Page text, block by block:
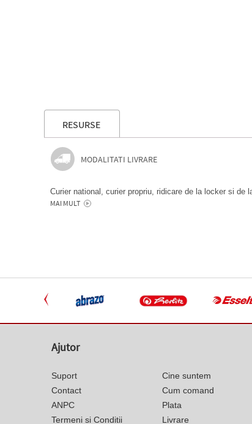
RESURSE
MODALITATI LIVRARE
Curier national, curier propriu, ridicare de la locker si de
MAI MULT
Ajutor
Suport
Contact
ANPC
Termeni si Conditii
Cine suntem
Cum comand
Plata
Livrare